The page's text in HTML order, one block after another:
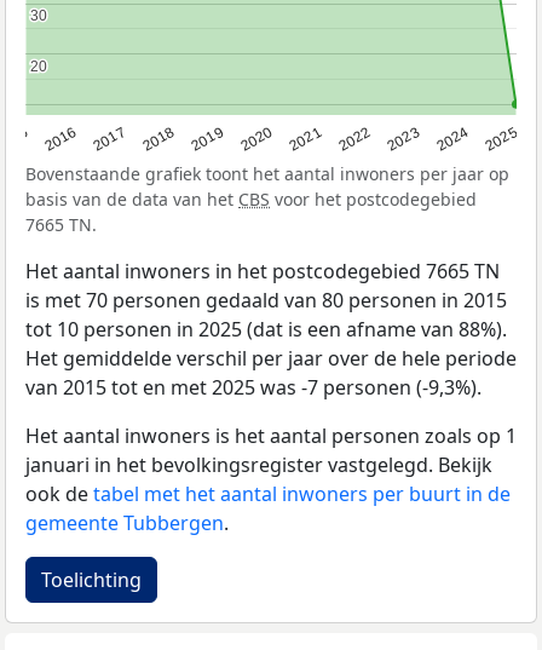
2016 2017 2018 2019 2020 2021 2022 2023 2024 2025
20
20
30
30
Bovenstaande grafiek toont het aantal inwoners per jaar op
basis van de data van het CBS voor het postcodegebied
7665 TN.
Het aantal inwoners in het postcodegebied 7665 TN
is met 70 personen gedaald van 80 personen in 2015
tot 10 personen in 2025 (dat is een afname van 88%).
Het gemiddelde verschil per jaar over de hele periode
van 2015 tot en met 2025 was -7 personen (-9,3%).
Het aantal inwoners is het aantal personen zoals op 1
januari in het bevolkingsregister vastgelegd. Bekijk
ook detabel met het aantal inwoners per buurt in de
gemeente Tubbergen.
Toelichting